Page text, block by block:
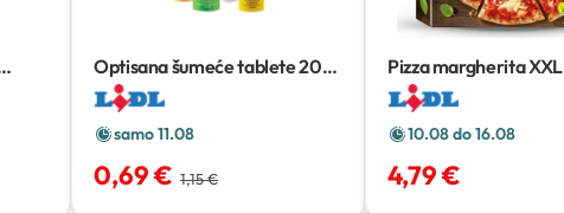
Optisana šumeće tablete20
komada
samo 11.08
0,69 € 1,15 €
Pizza margherita XXL
g
10.08 do 16.08
4,79 €